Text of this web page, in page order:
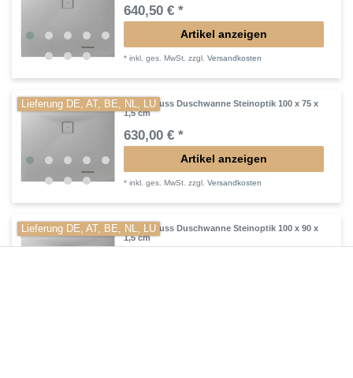
640,50 € *
Artikel anzeigen
*inkl. ges. MwSt. zzgl.Versandkosten
Lieferung DE, AT, BE, NL, LUMineralguss Duschwanne Steinoptik 100 x 75 x
1,5 cm
630,00 € *
Artikel anzeigen
*inkl. ges. MwSt. zzgl.Versandkosten
Lieferung DE, AT, BE, NL, LUMineralguss Duschwanne Steinoptik 100 x 90 x
1,5 cm